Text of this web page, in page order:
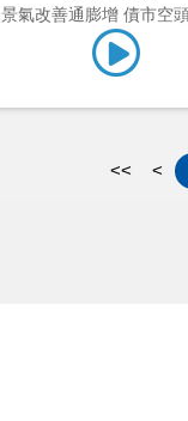
景氣改善通膨增 債市空
<< <